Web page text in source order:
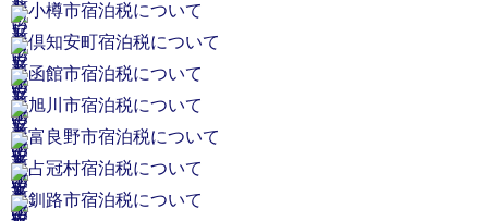
小樽市宿泊税について
倶知安町宿泊税について
函館市宿泊税について
旭川市宿泊税について
富良野市宿泊税について
占冠村宿泊税について
釧路市宿泊税について